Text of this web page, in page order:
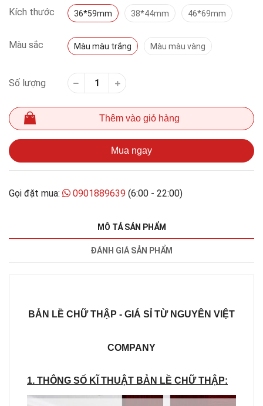
Kích thước 36*59mm 38*44mm 46*69mm
Màu sắc Màu màu trắng Màu màu vàng
Số lượng
Thêm vào giỏ hàng
Mua ngay
Gọi đặt mua: 0901889639 (6:00 - 22:00)
MÔ TẢ SẢN PHẨM
ĐÁNH GIÁ SẢN PHẨM
BẢN LỀ CHỮ THẬP - GIÁ SỈ TỪ NGUYÊN VIỆT
COMPANY
1. THÔNG SỐ KĨ THUẬT BẢN LỀ CHỮ THẬP: